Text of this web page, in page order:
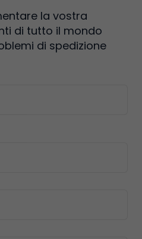
la vostra
di tutto il mondo
di spedizione